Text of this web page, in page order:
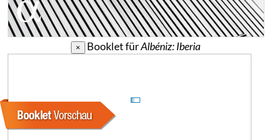
× Booklet fürAlbéniz: Iberia